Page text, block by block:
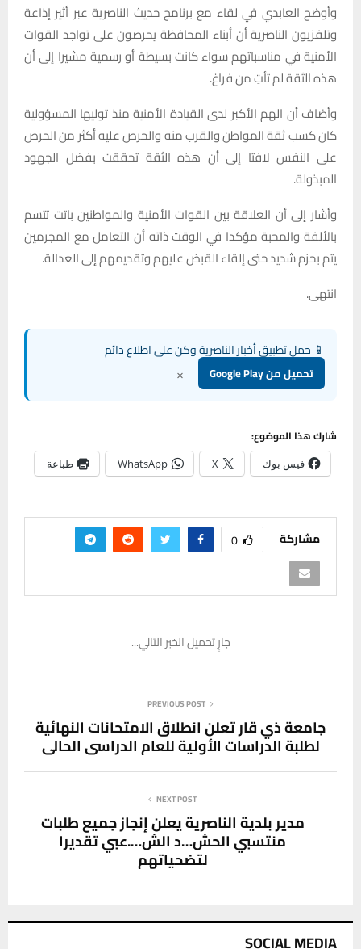
وأوضح العابدي في لقاء مع برنامج حديث الناصرية عبر أثير إذاعة
وتلفزيون الناصرية أن أبناء المحافظة يحرصون على تواجد القوات
الأمنية في مناسباتهم سواء كانت بسيطة أو رسمية مشيرا إلى أن
هذه الثقة لم تأتِ من فراغ.
وأضاف أن الهم الأكبر لدى القيادة الأمنية منذ توليها المسؤولية
كان كسب ثقة المواطن والقرب منه والحرص عليه أكثر من الحرص
على النفس لافتا إلى أن هذه الثقة تحققت بفضل الجهود
المبذولة.
وأشار إلى أن العلاقة بين القوات الأمنية والمواطنين باتت تتسم
بالألفة والمحبة مؤكدا في الوقت ذاته أن التعامل مع المجرمين
يتم بحزم شديد حتى إلقاء القبض عليهم وتقديمهم إلى العدالة.
انتهى.
📱 حمل تطبيق أخبار الناصرية وكن على اطلاع دائم
تحميل من Google Play ×
شارك هذا الموضوع:
فيس بوك X
WhatsApp طباعة
مشاركة 0
جارٍ تحميل الخبر التالي...
PREVIOUS POST
جامعة ذي قار تعلن انطلاق الامتحانات النهائية
لطلبة الدراسات الأولية للعام الدراسي الحالي
NEXT POST
مدير بلدية الناصرية يعلن إنجاز جميع طلبات
منتسبي الحش…د الش….عبي تقديرا
لتضحياتهم
SOCIAL MEDIA